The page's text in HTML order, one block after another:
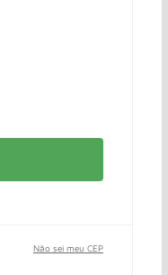
Não sei meu CEP